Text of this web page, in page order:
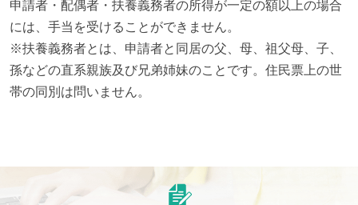
申請者・配偶者・扶養義務者の所得が一定の額以上の場合
には、手当を受けることができません。
※扶養義務者とは、申請者と同居の父、母、祖父母、子、
孫などの直系親族及び兄弟姉妹のことです。住民票上の世
帯の同別は問いません。